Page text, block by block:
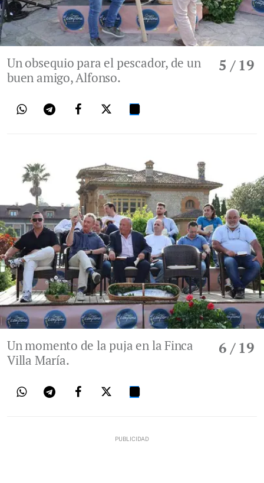
5 / 19
Un obsequio para el pescador, de un
buen amigo, Alfonso.
6 / 19
Un momento de la puja en la Finca
Villa María.